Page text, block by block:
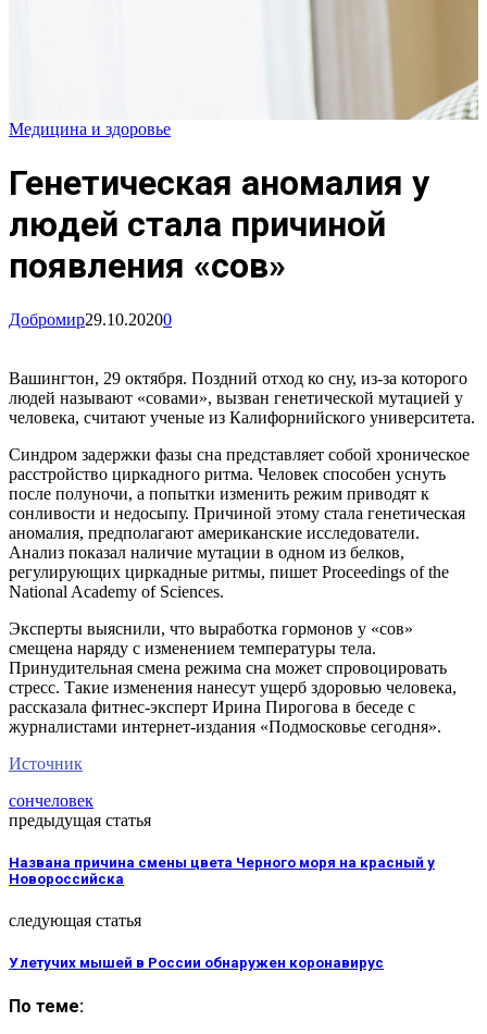
Медицина и здоровье
Генетическая аномалия у
людей стала причиной
появления «сов»
Добромир29.10.20200
Вашингтон, 29 октября. Поздний отход ко сну, из-за которого
людей называют «совами», вызван генетической мутацией у
человека, считают ученые из Калифорнийского университета.
Синдром задержки фазы сна представляет собой хроническое
расстройство циркадного ритма. Человек способен уснуть
после полуночи, а попытки изменить режим приводят к
сонливости и недосыпу. Причиной этому стала генетическая
аномалия, предполагают американские исследователи.
Анализ показал наличие мутации в одном из белков,
регулирующих циркадные ритмы, пишет Proceedings of the
National Academy of Sciences.
Эксперты выяснили, что выработка гормонов у «сов»
смещена наряду с изменением температуры тела.
Принудительная смена режима сна может спровоцировать
стресс. Такие изменения нанесут ущерб здоровью человека,
рассказала фитнес-эксперт Ирина Пирогова в беседе с
журналистами интернет-издания «Подмосковье сегодня».
Источник
сончеловек
предыдущая статья
Названа причина смены цвета Черного моря на красный у
Новороссийска
следующая статья
У летучих мышей в России обнаружен коронавирус
По теме: